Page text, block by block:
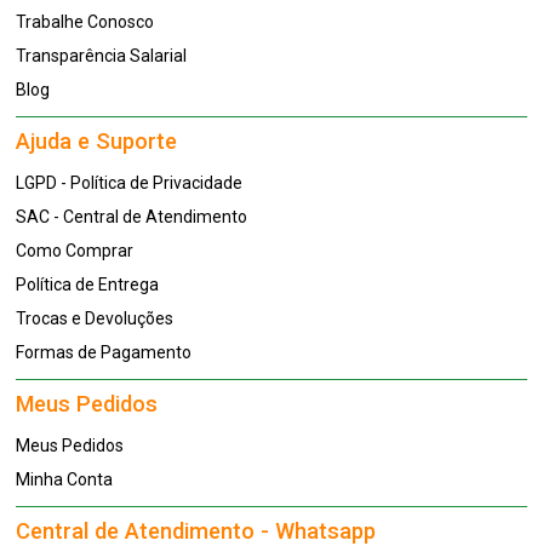
Trabalhe Conosco
Transparência Salarial
Blog
Ajuda e Suporte
LGPD - Política de Privacidade
SAC - Central de Atendimento
Como Comprar
Política de Entrega
Trocas e Devoluções
Formas de Pagamento
Meus Pedidos
Meus Pedidos
Minha Conta
Central de Atendimento - Whatsapp